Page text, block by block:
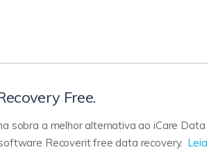
Free.
sobra a melhor alternativa ao iCare Data
Recoverit free data recovery. Leia